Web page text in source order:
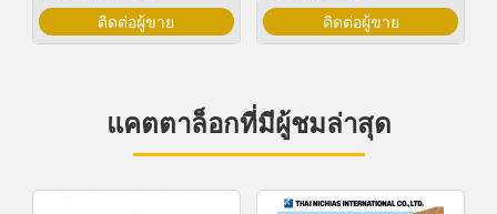
ติดต่อผู้ขาย ติดต่อผู้ขาย
แคตตาล็อกที่มีผู้ชมล่าสุด